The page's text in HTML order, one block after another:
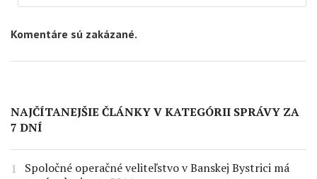
Komentáre sú zakázané.
NAJČÍTANEJŠIE ČLÁNKY V KATEGÓRII SPRÁVY ZA
7 DNÍ
Spoločné operačné veliteľstvo v Banskej Bystrici má